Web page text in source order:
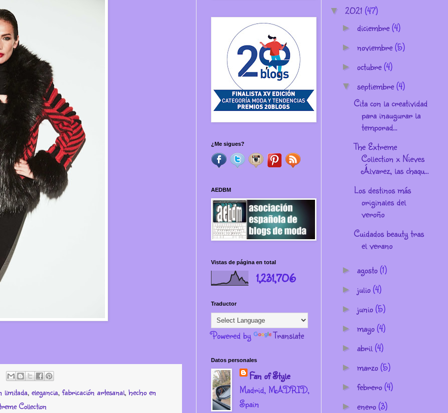
limitada, elegancia, fabricación artesanal, hecho en
Collection
¿Me sigues?
AEDBM
Vistas de página en total
1,231,706
Traductor
Powered by Translate
Datos personales
Fan of Style
Madrid, MADRID,
Spain
▼ 2021 (47)
► diciembre(4)
► noviembre(5)
► octubre(4)
▼ septiembre(4)
Cita con la creatividad
para inaugurar la
temporad...
The Extreme
Collection x Nieves
Álvarez, las chaqu...
Los destinos más
originales del
veroño
Cuidados beauty tras
el verano
► agosto(1)
► julio(4)
► junio(5)
► mayo(4)
► abril(4)
► marzo(5)
► febrero(4)
► enero(3)